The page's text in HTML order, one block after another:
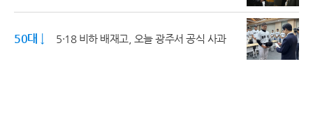
50대 ↓ 5·18 비하 배재고, 오늘 광주서 공식 사과